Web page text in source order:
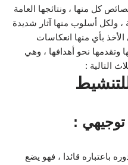
كل منها ، ونتائجها العامة
ولكل أسلوب منها آثار شديدة
بأي منها انعكاسات
وتقدمها نحو أهدافها ، وهي
التالية :
باعتباره قائدا ، فهو يضع